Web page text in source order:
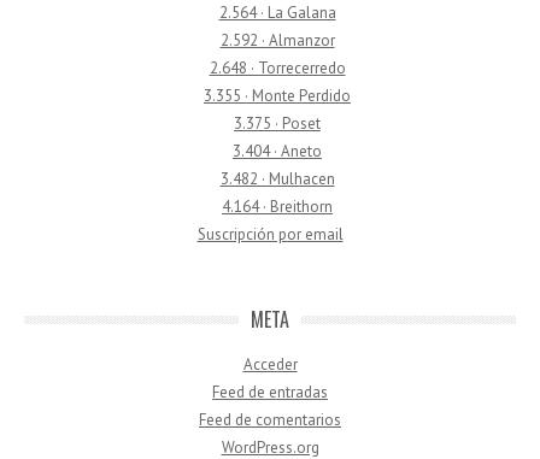
2.564 · La Galana
2.592 · Almanzor
2.648 · Torrecerredo
3.355 · Monte Perdido
3.375 · Poset
3.404 · Aneto
3.482 · Mulhacen
4.164 · Breithorn
Suscripción por email
META
Acceder
Feed de entradas
Feed de comentarios
WordPress.org